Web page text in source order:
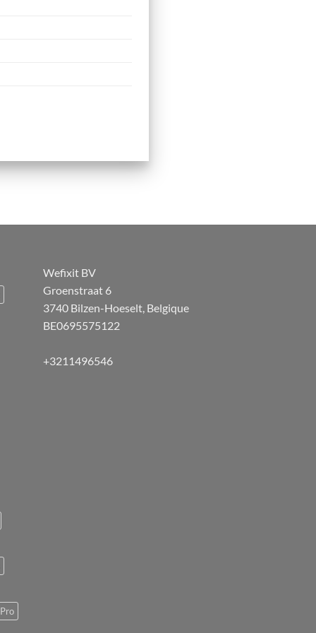
Wefixit BV
Groenstraat 6
3740 Bilzen-Hoeselt, Belgique
BE0695575122
+3211496546